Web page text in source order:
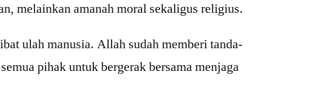
melainkan amanah moral sekaligus religius.
ulah manusia. Allah sudah memberi tanda-
pihak untuk bergerak bersama menjaga